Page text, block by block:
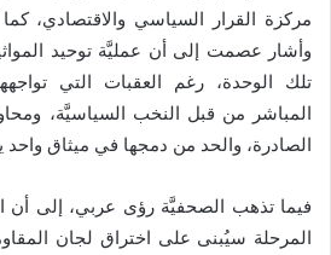
مركزة القرار السياسي والاقتصادي،
وأشار عصمت إلى أن عمليَّة توحيد
تلك الوحدة، رغم العقبات التي
المباشر من قبل النخب السياسيَّة،
الصادرة، والحد من دمجها في ميثاق واحد
فيما تذهب الصحفيَّة رؤى عربي، إلى
المرحلة سيُبنى على اختراق لجان